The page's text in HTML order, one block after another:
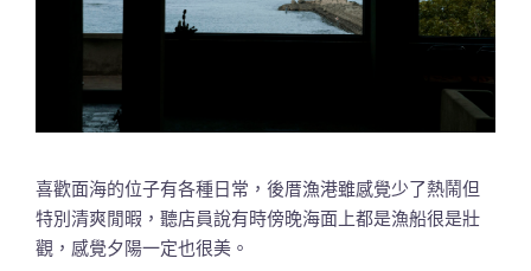
喜歡面海的位子有各種日常，後厝漁港雖感覺少了熱鬧但
特別清爽閒暇，聽店員說有時傍晚海面上都是漁船很是壯
觀，感覺夕陽一定也很美。